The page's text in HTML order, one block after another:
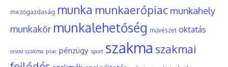
mezőgazdaság munka munkaerőpiac munkahely
munkakör munkalehetőség művészet oktatás
orvosi szakma piac pénzügy sport szakma szakmai